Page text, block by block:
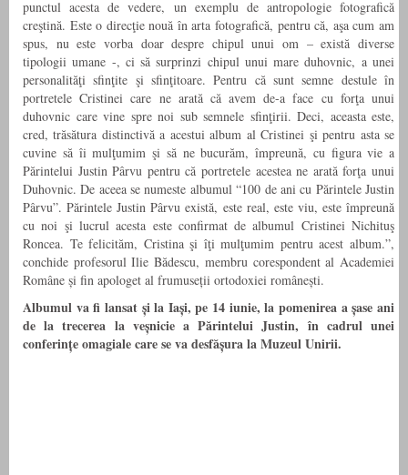
punctul acesta de vedere, un exemplu de antropologie fotografică
creştină. Este o direcţie nouă în arta fotografică, pentru că, aşa cum am
spus, nu este vorba doar despre chipul unui om – există diverse
tipologii umane -, ci să surprinzi chipul unui mare duhovnic, a unei
personalităţi sfinţite şi sfinţitoare. Pentru că sunt semne destule în
portretele Cristinei care ne arată că avem de-a face cu forţa unui
duhovnic care vine spre noi sub semnele sfinţirii. Deci, aceasta este,
cred, trăsătura distinctivă a acestui album al Cristinei şi pentru asta se
cuvine să îi mulţumim şi să ne bucurăm, împreună, cu figura vie a
Părintelui Justin Pârvu pentru că portretele acestea ne arată forţa unui
Duhovnic. De aceea se numeste albumul “100 de ani cu Părintele Justin
Pârvu”. Părintele Justin Pârvu există, este real, este viu, este împreună
cu noi şi lucrul acesta este confirmat de albumul Cristinei Nichituş
Roncea. Te felicităm, Cristina şi îţi mulţumim pentru acest album.”,
conchide profesorul Ilie Bădescu, membru corespondent al Academiei
Române și fin apologet al frumuseții ortodoxiei românești.
Albumul va fi lansat și la Iași, pe 14 iunie, la pomenirea a șase ani
de la trecerea la veșnicie a Părintelui Justin, în cadrul unei
conferințe omagiale care se va desfășura la Muzeul Unirii.